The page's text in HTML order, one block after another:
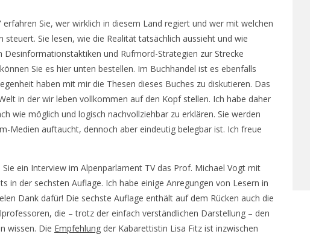
erfahren Sie, wer wirklich in diesem Land regiert und wer mit welchen
Sie lesen, wie die Realität tatsächlich aussieht und wie
und Rufmord-Strategien zur Strecke
Sie es hier unten bestellen. Im Buchhandel ist es ebenfalls
haben mit mir die Thesen dieses Buches zu diskutieren. Das
in der wir leben vollkommen auf den Kopf stellen. Ich habe daher
wie möglich und logisch nachvollziehbar zu erklären. Sie werden
Medien auftaucht, dennoch aber eindeutig belegbar ist. Ich freue
Sie ein Interview im Alpenparlament TV das Prof. Michael Vogt mit
in der sechsten Auflage. Ich habe einige Anregungen von Lesern in
Dank dafür! Die sechste Auflage enthält auf dem Rücken auch die
die – trotz der einfach verständlichen Darstellung – den
wissen. Die Empfehlung der Kabarettistin Lisa Fitz ist inzwischen